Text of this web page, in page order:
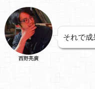
西野亮廣
それで成